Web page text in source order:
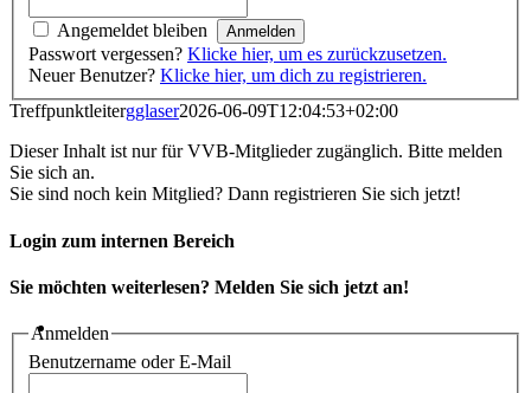
Angemeldet bleiben
Passwort vergessen? Klicke hier, um es zurückzusetzen.
Neuer Benutzer? Klicke hier, um dich zu registrieren.
Treffpunktleitergglaser2026-06-09T12:04:53+02:00
Dieser Inhalt ist nur für VVB-Mitglieder zugänglich. Bitte melden
Sie sich an.
Sie sind noch kein Mitglied? Dann registrieren Sie sich jetzt!
Login zum internen Bereich
Sie möchten weiterlesen? Melden Sie sich jetzt an!
Anmelden
Benutzername oder E-Mail